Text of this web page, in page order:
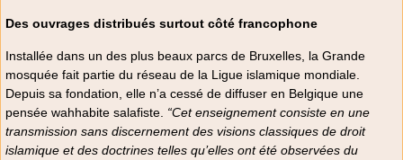
Des ouvrages distribués surtout côté francophone
Installée dans un des plus beaux parcs de Bruxelles, la Grande
mosquée fait partie du réseau de la Ligue islamique mondiale.
Depuis sa fondation, elle n’a cessé de diffuser en Belgique une
pensée wahhabite salafiste. “Cet enseignement consiste en une
transmission sans discernement des visions classiques de droit
islamique et des doctrines telles qu’elles ont été observées du